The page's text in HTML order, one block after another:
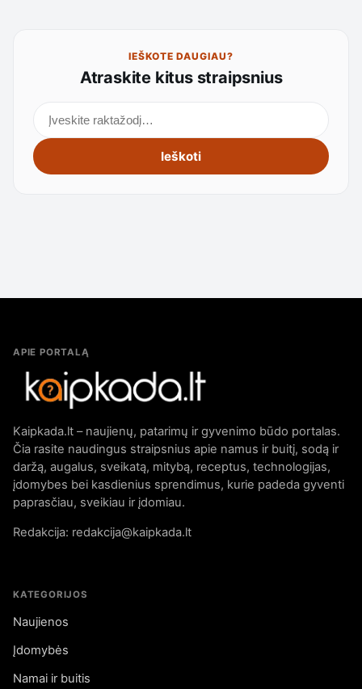
IEŠKOTE DAUGIAU?
Atraskite kitus straipsnius
Ieškoti
APIE PORTALĄ
Kaipkada.lt – naujienų, patarimų ir gyvenimo būdo portalas.
Čia rasite naudingus straipsnius apie namus ir buitį, sodą ir
daržą, augalus, sveikatą, mitybą, receptus, technologijas,
įdomybes bei kasdienius sprendimus, kurie padeda gyventi
paprasčiau, sveikiau ir įdomiau.
Redakcija: redakcija@kaipkada.lt
KATEGORIJOS
Naujienos
Įdomybės
Namai ir buitis